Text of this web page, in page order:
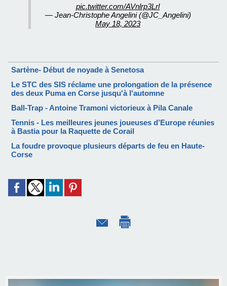
pic.twitter.com/AVnlrp3Lrl
— Jean-Christophe Angelini (@JC_Angelini)
May 18, 2023
Sartène- Début de noyade à Senetosa
Le STC des SIS réclame une prolongation de la présence
des deux Puma en Corse jusqu'à l'automne
Ball-Trap - Antoine Tramoni victorieux à Pila Canale
Tennis - Les meilleures jeunes joueuses d’Europe réunies
à Bastia pour la Raquette de Corail
La foudre provoque plusieurs départs de feu en Haute-
Corse